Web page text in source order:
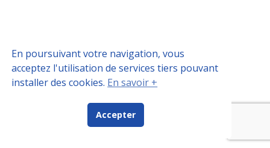
En poursuivant votre navigation, vous
acceptez l'utilisation de services tiers pouvant
installer des cookies. En savoir +
Accepter